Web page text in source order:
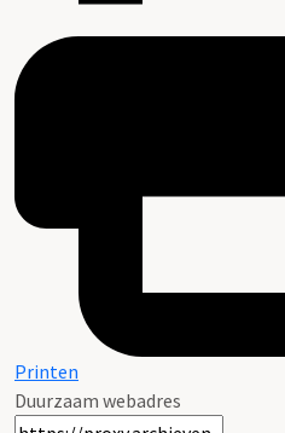
Printen
Duurzaam webadres